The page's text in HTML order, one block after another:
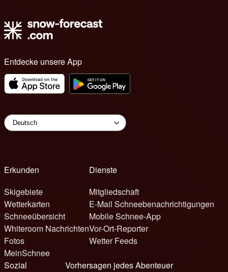
Entdecke unsere App
Erkunden
Skigebiete
Wetterkarten
Schneeübersicht
Whiteroom Nachrichten
Fotos
MeinSchnee
Dienste
Mitgliedschaft
E-Mail Schneebenachrichtigungen
Mobile Schnee-App
Vor-Ort-Reporter
Wetter Feeds
Sozial
Vorhersagen jedes Abenteuer